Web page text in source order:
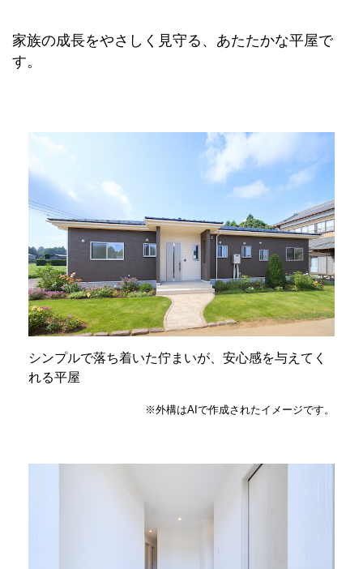
家族の成長をやさしく見守る、あたたかな平屋で
す。
シンプルで落ち着いた佇まいが、安心感を与えてく
れる平屋
※外構はAIで作成されたイメージです。